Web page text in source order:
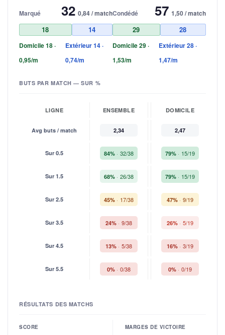
Marqué 32 0,84 / match
18 14
Domicile 18 ·
0,95/m
Extérieur 14 ·
0,74/m
Condédé 57 1,50 / match
29 28
Domicile 29 ·
1,53/m
Extérieur 28 ·
1,47/m
BUTS PAR MATCH — SUR %
LIGNE ENSEMBLE DOMICILE
Avg buts / match 2,34 2,47
Sur 0.5 84% 32/38 79% 15/19
Sur 1.5 68% 26/38 79% 15/19
Sur 2.5 45% 17/38 47% 9/19
Sur 3.5 24% 9/38 26% 5/19
Sur 4.5 13% 5/38 16% 3/19
Sur 5.5 0% 0/38 0% 0/19
RÉSULTATS DES MATCHS
SCORE MARGES DE VICTOIRE